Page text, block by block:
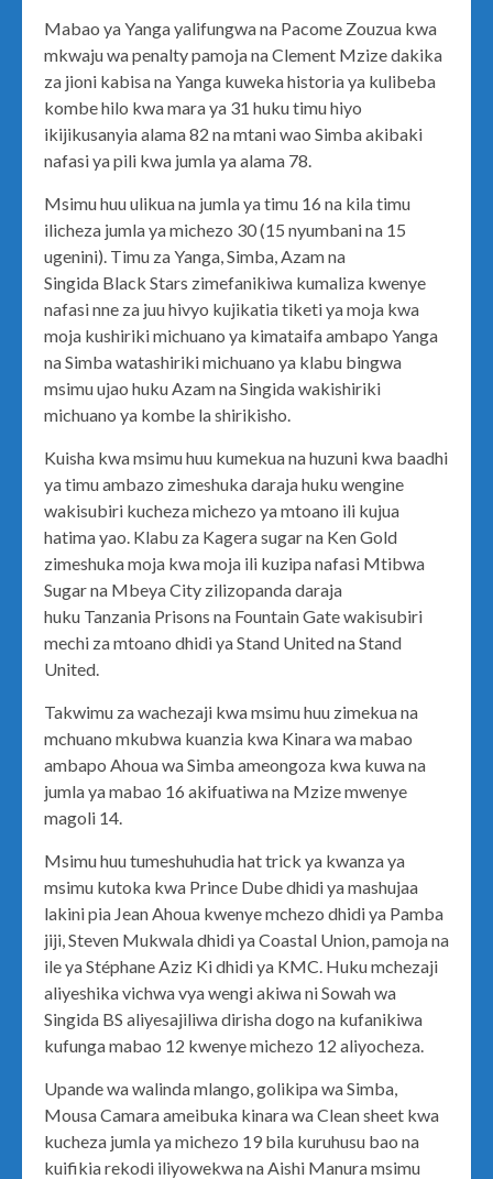
Mabao ya Yanga yalifungwa na Pacome Zouzua kwa
mkwaju wa penalty pamoja na Clement Mzize dakika
za jioni kabisa na Yanga kuweka historia ya kulibeba
kombe hilo kwa mara ya 31 huku timu hiyo
ikijikusanyia alama 82 na mtani wao Simba akibaki
nafasi ya pili kwa jumla ya alama 78.
Msimu huu ulikua na jumla ya timu 16 na kila timu
ilicheza jumla ya michezo 30 (15 nyumbani na 15
ugenini). Timu za Yanga, Simba, Azam na
Singida Black Stars zimefanikiwa kumaliza kwenye
nafasi nne za juu hivyo kujikatia tiketi ya moja kwa
moja kushiriki michuano ya kimataifa ambapo Yanga
na Simba watashiriki michuano ya klabu bingwa
msimu ujao huku Azam na Singida wakishiriki
michuano ya kombe la shirikisho.
Kuisha kwa msimu huu kumekua na huzuni kwa baadhi
ya timu ambazo zimeshuka daraja huku wengine
wakisubiri kucheza michezo ya mtoano ili kujua
hatima yao. Klabu za Kagera sugar na Ken Gold
zimeshuka moja kwa moja ili kuzipa nafasi Mtibwa
Sugar na Mbeya City zilizopanda daraja
huku Tanzania Prisons na Fountain Gate wakisubiri
mechi za mtoano dhidi ya Stand United na Stand
United.
Takwimu za wachezaji kwa msimu huu zimekua na
mchuano mkubwa kuanzia kwa Kinara wa mabao
ambapo Ahoua wa Simba ameongoza kwa kuwa na
jumla ya mabao 16 akifuatiwa na Mzize mwenye
magoli 14.
Msimu huu tumeshuhudia hat trick ya kwanza ya
msimu kutoka kwa Prince Dube dhidi ya mashujaa
lakini pia Jean Ahoua kwenye mchezo dhidi ya Pamba
jiji, Steven Mukwala dhidi ya Coastal Union, pamoja na
ile ya Stéphane Aziz Ki dhidi ya KMC. Huku mchezaji
aliyeshika vichwa vya wengi akiwa ni Sowah wa
Singida BS aliyesajiliwa dirisha dogo na kufanikiwa
kufunga mabao 12 kwenye michezo 12 aliyocheza.
Upande wa walinda mlango, golikipa wa Simba,
Mousa Camara ameibuka kinara wa Clean sheet kwa
kucheza jumla ya michezo 19 bila kuruhusu bao na
kuifikia rekodi iliyowekwa na Aishi Manura msimu